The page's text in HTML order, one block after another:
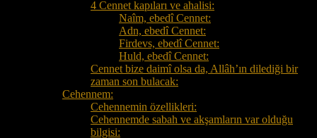
4 Cennet kapıları ve ahalisi:
Naîm, ebedî Cennet:
Adn, ebedî Cennet:
Firdevs, ebedî Cennet:
Huld, ebedî Cennet:
Cennet bize daimî olsa da, Allâh’ın dilediği bir
zaman son bulacak:
Cehennem:
Cehennemin özellikleri:
Cehennemde sabah ve akşamların var olduğu
bilgisi: